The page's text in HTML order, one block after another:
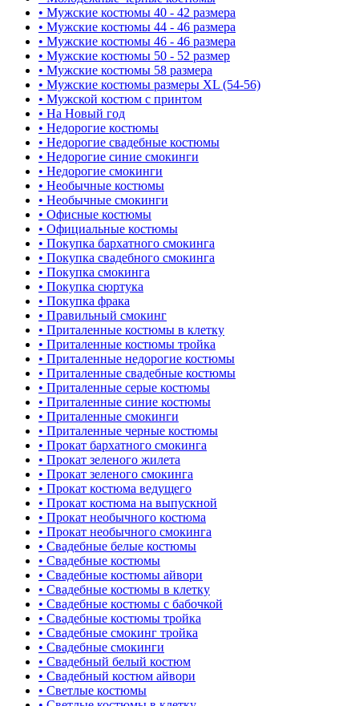
• Мужские костюмы 40 - 42 размера
• Мужские костюмы 44 - 46 размера
• Мужские костюмы 46 - 46 размера
• Мужские костюмы 50 - 52 размер
• Мужские костюмы 58 размера
• Мужские костюмы размеры XL (54-56)
• Мужской костюм с принтом
• На Новый год
• Недорогие костюмы
• Недорогие свадебные костюмы
• Недорогие синие смокинги
• Недорогие смокинги
• Необычные костюмы
• Необычные смокинги
• Офисные костюмы
• Официальные костюмы
• Покупка бархатного смокинга
• Покупка свадебного смокинга
• Покупка смокинга
• Покупка сюртука
• Покупка фрака
• Правильный смокинг
• Приталенные костюмы в клетку
• Приталенные костюмы тройка
• Приталенные недорогие костюмы
• Приталенные свадебные костюмы
• Приталенные серые костюмы
• Приталенные синие костюмы
• Приталенные смокинги
• Приталенные черные костюмы
• Прокат бархатного смокинга
• Прокат зеленого жилета
• Прокат зеленого смокинга
• Прокат костюма ведущего
• Прокат костюма на выпускной
• Прокат необычного костюма
• Прокат необычного смокинга
• Свадебные белые костюмы
• Свадебные костюмы
• Свадебные костюмы айвори
• Свадебные костюмы в клетку
• Свадебные костюмы с бабочкой
• Свадебные костюмы тройка
• Свадебные смокинг тройка
• Свадебные смокинги
• Свадебный белый костюм
• Свадебный костюм айвори
• Светлые костюмы